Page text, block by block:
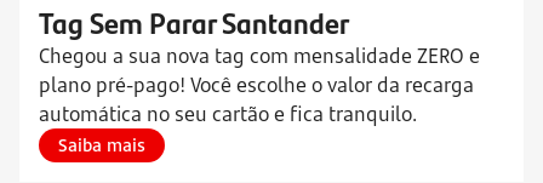
Tag Sem Parar Santander
Chegou a sua nova tag com mensalidade ZERO e
plano pré-pago! Você escolhe o valor da recarga
automática no seu cartão e fica tranquilo.
Saiba mais